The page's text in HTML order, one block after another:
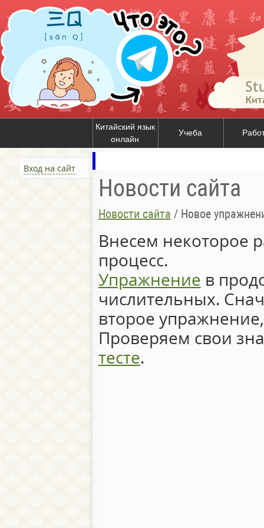
Китайский язык
онлайн
Учеба
Вход на сайт
Новости сайта
Новости сайта / Новое
Внесем некоторое
процесс.
Упражнение в
числительных.
второе
Проверяем свои
тесте.